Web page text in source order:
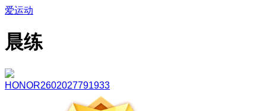
爱运动
晨练
HONOR2602027791933